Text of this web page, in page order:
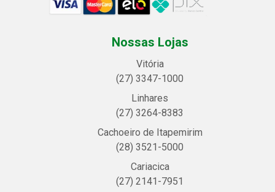
Nossas Lojas
Vitória
(27) 3347-1000
Linhares
(27) 3264-8383
Cachoeiro de Itapemirim
(28) 3521-5000
Cariacica
(27) 2141-7951